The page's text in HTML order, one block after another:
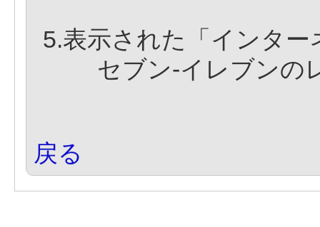
5.表示された「インタ
セブン-イレブンの
戻る